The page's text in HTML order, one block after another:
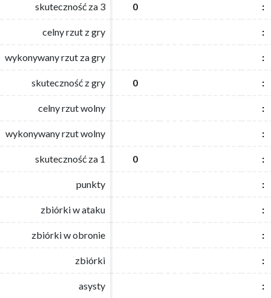
skuteczność za 3 0 :
celny rzut z gry :
wykonywany rzut za gry :
skuteczność z gry 0 :
celny rzut wolny :
wykonywany rzut wolny :
skuteczność za 1 0 :
punkty :
zbiórki w ataku :
zbiórki w obronie :
zbiórki :
asysty :
skuteczność za 3 0 :
celny rzut z gry :
wykonywany rzut za gry :
skuteczność z gry 0 :
celny rzut wolny :
wykonywany rzut wolny :
skuteczność za 1 0 :
punkty :
zbiórki w ataku :
zbiórki w obronie :
zbiórki :
asysty :